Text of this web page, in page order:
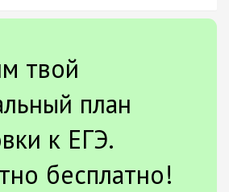
твой
план
к ЕГЭ.
бесплатно!